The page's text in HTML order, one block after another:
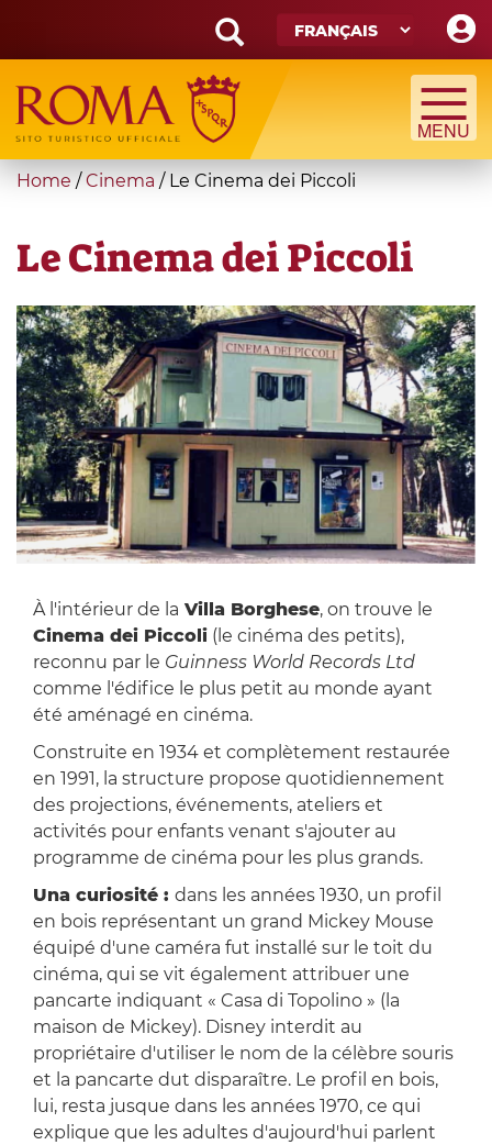
main
content
Search
form
Recherche
You
here
Home / Cinema / Le Cinema dei Piccoli
Le Cinema dei Piccoli
À l'intérieur de la Villa Borghese, on trouve le
Cinema dei Piccoli(le cinéma des petits),
reconnu par le Guinness World Records Ltd
comme l'édifice le plus petit au monde ayant
été aménagé en cinéma.
Construite en 1934 et complètement restaurée
en 1991, la structure propose quotidiennement
des projections, événements, ateliers et
activités pour enfants venant s'ajouter au
programme de cinéma pour les plus grands.
Una curiosité : dans les années 1930, un profil
en bois représentant un grand Mickey Mouse
équipé d'une caméra fut installé sur le toit du
cinéma, qui se vit également attribuer une
pancarte indiquant « Casa di Topolino » (la
maison de Mickey). Disney interdit au
propriétaire d'utiliser le nom de la célèbre souris
et la pancarte dut disparaître. Le profil en bois,
lui, resta jusque dans les années 1970, ce qui
explique que les adultes d'aujourd'hui parlent